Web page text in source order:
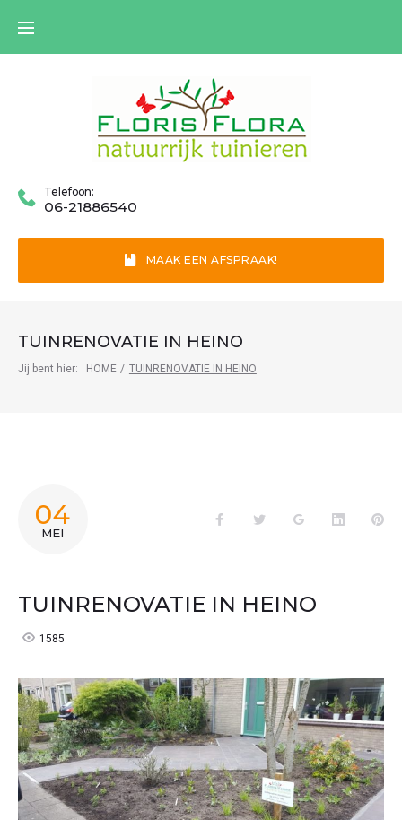
content
Telefoon:
06-21886540
MAAK EEN AFSPRAAK!
TUINRENOVATIE IN HEINO
Jij bent hier: HOME / TUINRENOVATIE IN HEINO
04
MEI
FacebookTwitter Google+ LinkedIn
TUINRENOVATIE IN HEINO
1585